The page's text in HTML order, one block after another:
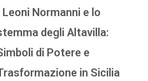
Leoni Normanni e lo
degli Altavilla:
di Potere e
in Sicilia